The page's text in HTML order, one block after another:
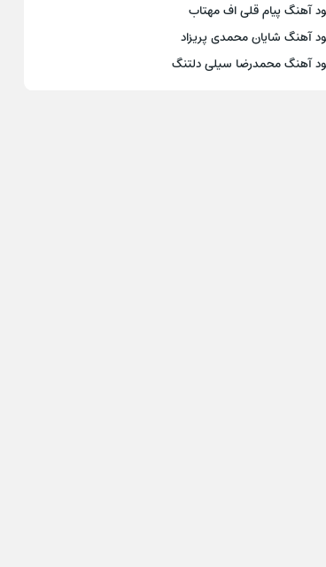
آهنگ پیام قلی اف مهتاب
آهنگ شایان محمدی پریزاد
آهنگ محمدرضا سیلی دلتنگ